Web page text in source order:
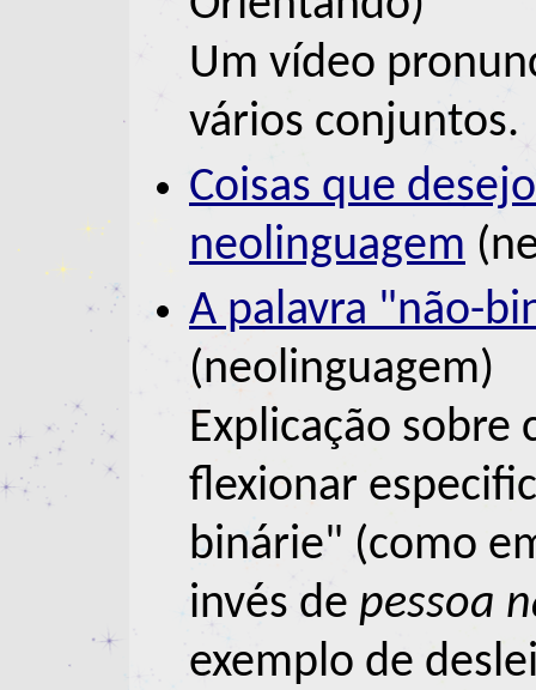
Um vídeo
vários conjuntos.
Coisas que
neolinguagem
A palavra "não-
(neolinguagem)
Explicação sobre
flexionar
binárie" (como
invés de pessoa
exemplo de